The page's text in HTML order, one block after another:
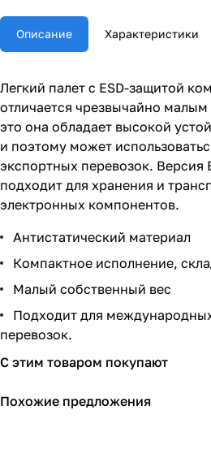
Описание Характеристики
Легкий палет с ESD-защитой
отличается чрезвычайно
это она обладает высокой
и поэтому может
экспортных перевозок. Версия
подходит для хранения и
электронных компонентов.
Антистатический материал
Компактное исполнение,
Малый собственный вес
Подходит для
перевозок.
С этим товаром покупают
Похожие предложения